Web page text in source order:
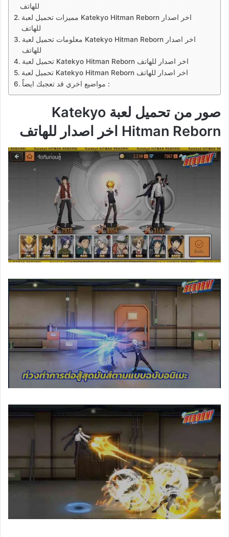
للهاتف
مميزات تحميل لعبة Katekyo Hitman Reborn اخر اصدار
للهاتف
معلومات تحميل لعبة Katekyo Hitman Reborn اخر اصدار
للهاتف
تحميل لعبة Katekyo Hitman Reborn اخر اصدار للهاتف
تحميل لعبة Katekyo Hitman Reborn اخر اصدار للهاتف
مواضيع اخري قد تعجبك ايضاً :
صور من تحميل لعبة Katekyo
Hitman Reborn اخر اصدار للهاتف